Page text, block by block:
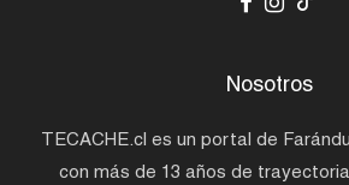
Nosotros
TECACHE.cl es un portal de
con más de 13 años de